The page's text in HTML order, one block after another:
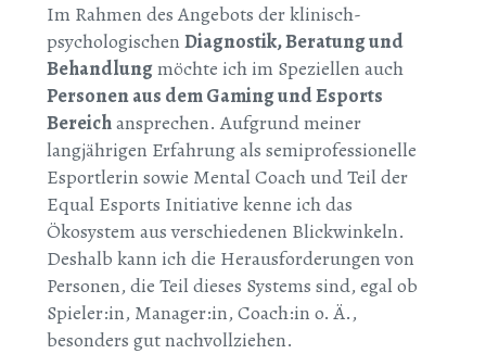
Im Rahmen des Angebots der klinisch-
psychologischen Diagnostik, Beratung und
Behandlungmöchte ich im Speziellen auch
Personen aus dem Gaming und Esports
Bereichansprechen. Aufgrund meiner
langjährigen Erfahrung als semiprofessionelle
Esportlerin sowie Mental Coach und Teil der
Equal Esports Initiative kenne ich das
Ökosystem aus verschiedenen Blickwinkeln.
Deshalb kann ich die Herausforderungen von
Personen, die Teil dieses Systems sind, egal ob
Spieler:in, Manager:in, Coach:in o. Ä.,
besonders gut nachvollziehen.